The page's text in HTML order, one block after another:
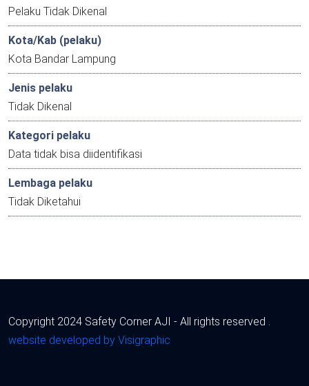
Pelaku Tidak Dikenal
Kota/Kab (pelaku)
Kota Bandar Lampung
Jenis pelaku
Tidak Dikenal
Kategori pelaku
Data tidak bisa diidentifikasi
Lembaga pelaku
Tidak Diketahui
Copyright 2024 Safety Corner AJI - All rights reserved .
website developed by Visigraphic